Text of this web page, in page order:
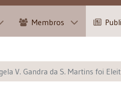
Membros
V. Gandra da S. Martins foi